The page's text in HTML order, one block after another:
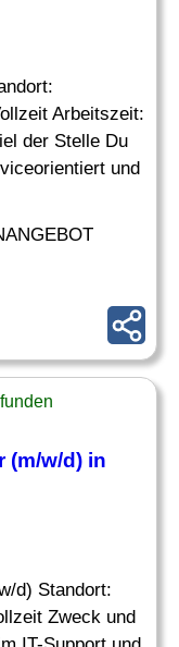
Arbeitszeit:
der Stelle Du
und
(m/w/d) in
d) Standort:
Zweck und